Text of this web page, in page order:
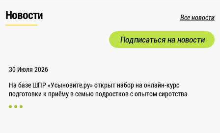
Новости Все новости
Подписаться на новости
30 Июля 2026
На базе ШПР «Усыновите.ру» открыт набор на онлайн-курс
подготовки к приёму в семью подростков с опытом сиротства